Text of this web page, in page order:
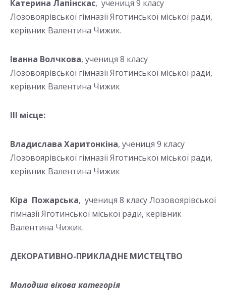
Катерина Лапінскас, учениця 9 класу
Лозовоярівської гімназії Яготинської міської ради,
керівник Валентина Чижик.
Іванна Волчкова, учениця 8 класу
Лозовоярівської гімназії Яготинської міської ради,
керівник Валентина Чижик
ІІІ місце:
Владислава Харитонкіна, учениця 9 класу
Лозовоярівської гімназії Яготинської міської ради,
керівник Валентина Чижик
Кіра Пожарська, учениця 8 класу Лозовоярівської
гімназії Яготинської міської ради, керівник
Валентина Чижик.
ДЕКОРАТИВНО-ПРИКЛАДНЕ МИСТЕЦТВО
Молодша вікова категорія